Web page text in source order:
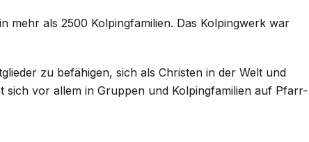
als 2500 Kolpingfamilien. Das Kolpingwerk war
zu befähigen, sich als Christen in der Welt und
sich vor allem in Gruppen und Kolpingfamilien auf Pfarr-